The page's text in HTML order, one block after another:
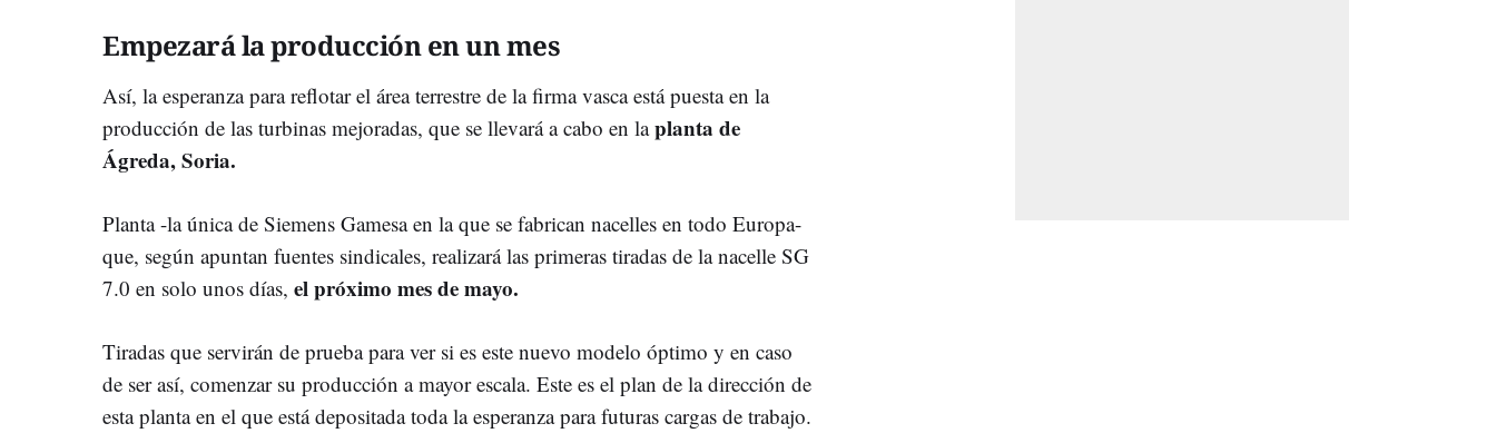
Empezará la producción en un mes
Así, la esperanza para reflotar el área terrestre de la firma vasca está puesta en la
producción de las turbinas mejoradas, que se llevará a cabo en laplanta de
Ágreda, Soria.
Planta -la única de Siemens Gamesa en la que se fabrican nacelles en todo Europa-
que, según apuntan fuentes sindicales, realizará las primeras tiradas de la nacelle SG
7.0 en solo unos días, el próximo mes de mayo.
Tiradas que servirán de prueba para ver si es este nuevo modelo óptimo y en caso
de ser así, comenzar su producción a mayor escala. Este es el plan de la dirección de
esta planta en el que está depositada toda la esperanza para futuras cargas de trabajo.